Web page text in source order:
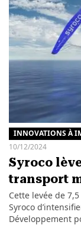
INNOVATIONS À
10/12/2024
Syroco
transport
Cette levée de
Syroco
Développement